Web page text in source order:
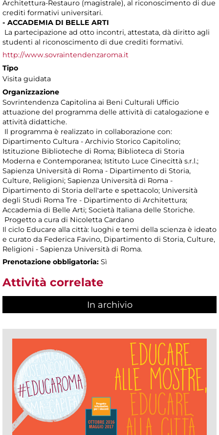
Architettura-Restauro (magistrale), al riconoscimento di due
crediti formativi universitari.
- ACCADEMIA DI BELLE ARTI
La partecipazione ad otto incontri, attestata, dà diritto agli
studenti al riconoscimento di due crediti formativi.
http://www.sovraintendenzaroma.it
Tipo
Visita guidata
Organizzazione
Sovrintendenza Capitolina ai Beni Culturali Ufficio
attuazione del programma delle attività di catalogazione e
attività didattiche.
Il programma è realizzato in collaborazione con:
Dipartimento Cultura - Archivio Storico Capitolino;
Istituzione Biblioteche di Roma; Biblioteca di Storia
Moderna e Contemporanea; Istituto Luce Cinecittà s.r.l.;
Sapienza Università di Roma - Dipartimento di Storia,
Culture, Religioni; Sapienza Università di Roma -
Dipartimento di Storia dell'arte e spettacolo; Università
degli Studi Roma Tre - Dipartimento di Architettura;
Accademia di Belle Arti; Società Italiana delle Storiche.
Progetto a cura di Nicoletta Cardano
Il ciclo Educare alla città: luoghi e temi della scienza è ideato
e curato da Federica Favino, Dipartimento di Storia, Culture,
Religioni - Sapienza Università di Roma.
Prenotazione obbligatoria: Sì
Attività correlate
In archivio